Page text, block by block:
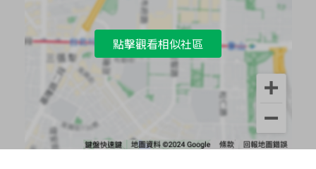
點擊觀看相似社區